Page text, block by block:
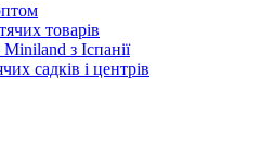
товарів
з Іспанії
садків і центрів